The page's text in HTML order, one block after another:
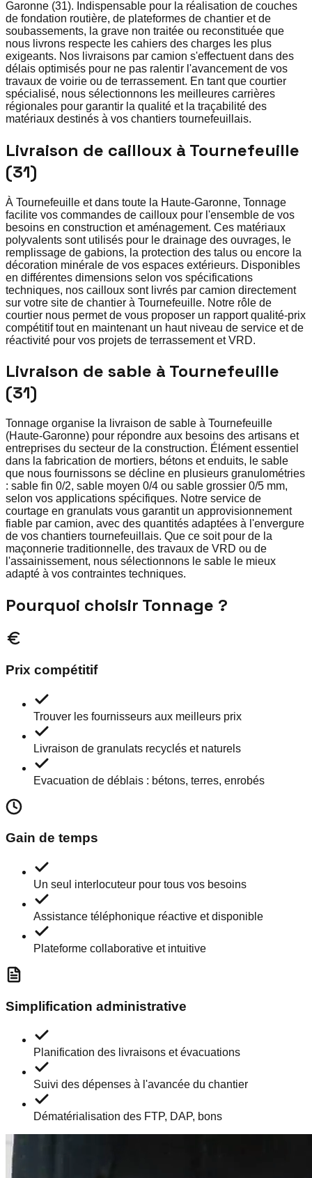
Garonne (31). Indispensable pour la réalisation de couches
de fondation routière, de plateformes de chantier et de
soubassements, la grave non traitée ou reconstituée que
nous livrons respecte les cahiers des charges les plus
exigeants. Nos livraisons par camion s'effectuent dans des
délais optimisés pour ne pas ralentir l'avancement de vos
travaux de voirie ou de terrassement. En tant que courtier
spécialisé, nous sélectionnons les meilleures carrières
régionales pour garantir la qualité et la traçabilité des
matériaux destinés à vos chantiers tournefeuillais.
Livraison de cailloux à Tournefeuille
(31)
À Tournefeuille et dans toute la Haute-Garonne, Tonnage
facilite vos commandes de cailloux pour l'ensemble de vos
besoins en construction et aménagement. Ces matériaux
polyvalents sont utilisés pour le drainage des ouvrages, le
remplissage de gabions, la protection des talus ou encore la
décoration minérale de vos espaces extérieurs. Disponibles
en différentes dimensions selon vos spécifications
techniques, nos cailloux sont livrés par camion directement
sur votre site de chantier à Tournefeuille. Notre rôle de
courtier nous permet de vous proposer un rapport qualité-prix
compétitif tout en maintenant un haut niveau de service et de
réactivité pour vos projets de terrassement et VRD.
Livraison de sable à Tournefeuille
(31)
Tonnage organise la livraison de sable à Tournefeuille
(Haute-Garonne) pour répondre aux besoins des artisans et
entreprises du secteur de la construction. Élément essentiel
dans la fabrication de mortiers, bétons et enduits, le sable
que nous fournissons se décline en plusieurs granulométries
: sable fin 0/2, sable moyen 0/4 ou sable grossier 0/5 mm,
selon vos applications spécifiques. Notre service de
courtage en granulats vous garantit un approvisionnement
fiable par camion, avec des quantités adaptées à l'envergure
de vos chantiers tournefeuillais. Que ce soit pour de la
maçonnerie traditionnelle, des travaux de VRD ou de
l'assainissement, nous sélectionnons le sable le mieux
adapté à vos contraintes techniques.
Pourquoi choisir Tonnage ?
Prix compétitif
Trouver les fournisseurs aux meilleurs prix
Livraison de granulats recyclés et naturels
Evacuation de déblais : bétons, terres, enrobés
Gain de temps
Un seul interlocuteur pour tous vos besoins
Assistance téléphonique réactive et disponible
Plateforme collaborative et intuitive
Simplification administrative
Planification des livraisons et évacuations
Suivi des dépenses à l'avancée du chantier
Dématérialisation des FTP, DAP, bons